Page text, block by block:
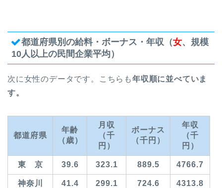
都道府県別の給料・ボーナス・年収（女、規模
10人以上の民間企業平均）
次に女性のデータです。こちらも年収順に並べていま
す。
都道府県
年齢
（歳）
月収
（千
円）
ボーナス
（千円）
年収
（千
円）
東 京 39.6 323.1 889.5 4766.7
神奈川 41.4 299.1 724.6 4313.8